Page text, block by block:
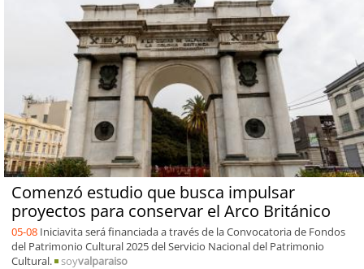
Comenzó estudio que busca impulsar
proyectos para conservar el Arco Británico
05-08 Iniciavita será financiada a través de la Convocatoria de Fondos
del Patrimonio Cultural 2025 del Servicio Nacional del Patrimonio
Cultural.
soyvalparaiso